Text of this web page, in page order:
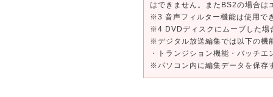
はできません。またBS2の場合は
※3 音声フィルター機能は使用で
※4 DVDディスクにムーブした場
※デジタル放送編集では以下の機
・トランジション機能・バッチ
※パソコン内に編集データを保存